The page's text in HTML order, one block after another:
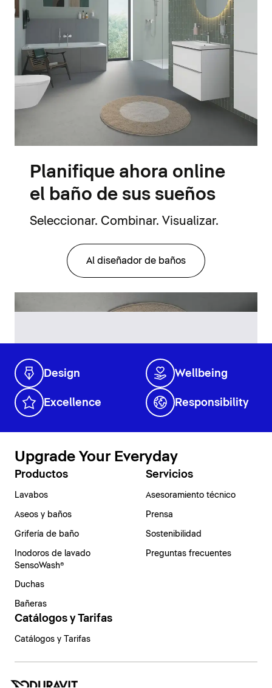
Planifique ahora online
el baño de sus sueños
Seleccionar. Combinar. Visualizar.
Al diseñador de baños
Design Wellbeing
Excellence Responsibility
Upgrade Your Everyday
Productos
Lavabos
Aseos y baños
Grifería de baño
Inodoros de lavado
SensoWash®
Duchas
Bañeras
Servicios
Asesoramiento técnico
Prensa
Sostenibilidad
Preguntas frecuentes
Catálogos y Tarifas
Catálogos y Tarifas